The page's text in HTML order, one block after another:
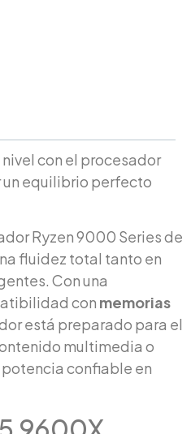
con el procesador
equilibrio perfecto
Ryzen 9000 Series de
fluidez total tanto en
Con una
con memorias
está preparado para el
multimedia o
confiable en